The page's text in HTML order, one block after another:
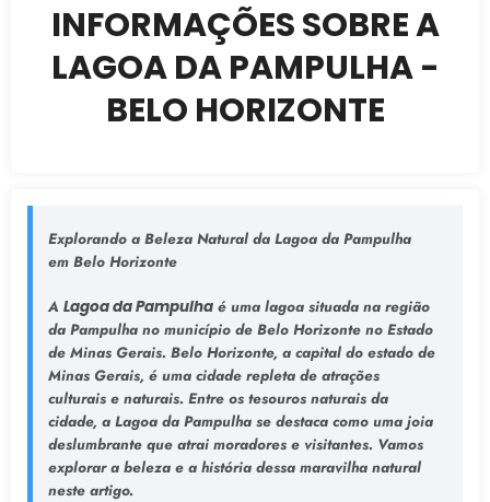
INFORMAÇÕES SOBRE A
LAGOA DA PAMPULHA -
BELO HORIZONTE
Explorando a Beleza Natural da Lagoa da Pampulha
em Belo Horizonte
A Lagoa da Pampulha é uma lagoa situada na região
da Pampulha no município de Belo Horizonte no Estado
de Minas Gerais. Belo Horizonte, a capital do estado de
Minas Gerais, é uma cidade repleta de atrações
culturais e naturais. Entre os tesouros naturais da
cidade, a Lagoa da Pampulha se destaca como uma joia
deslumbrante que atrai moradores e visitantes. Vamos
explorar a beleza e a história dessa maravilha natural
neste artigo.